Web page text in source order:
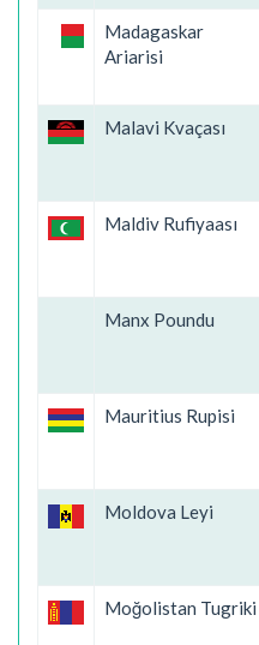
Madagaskar
Ariarisi
Malavi Kvaçası
Maldiv Rufiyaası
Manx Poundu
Mauritius Rupisi
Moldova Leyi
Moğolistan Tugriki